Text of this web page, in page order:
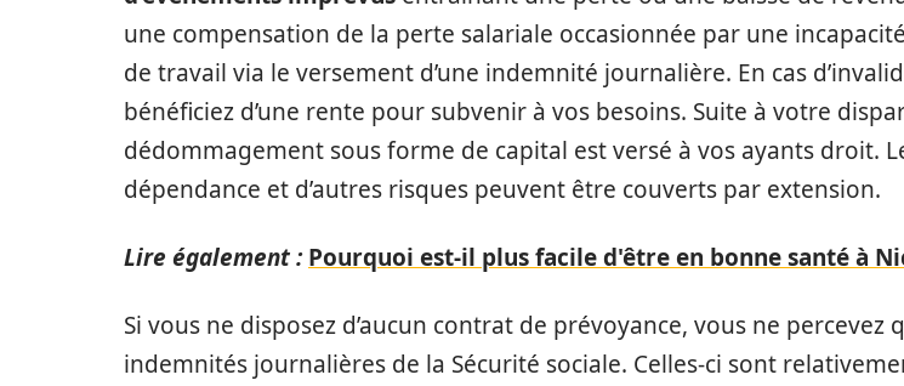
une compensation de la perte salariale occasionnée par une
de travail via le versement d’une indemnité journalière. En cas
bénéficiez d’une rente pour subvenir à vos besoins. Suite à votre
dédommagement sous forme de capital est versé à vos ayants droit.
dépendance et d’autres risques peuvent être couverts par extension.
Lire également : Pourquoi est-il plus facile d'être en bonne santé à
Si vous ne disposez d’aucun contrat de prévoyance, vous ne percevez
indemnités journalières de la Sécurité sociale. Celles-ci sont